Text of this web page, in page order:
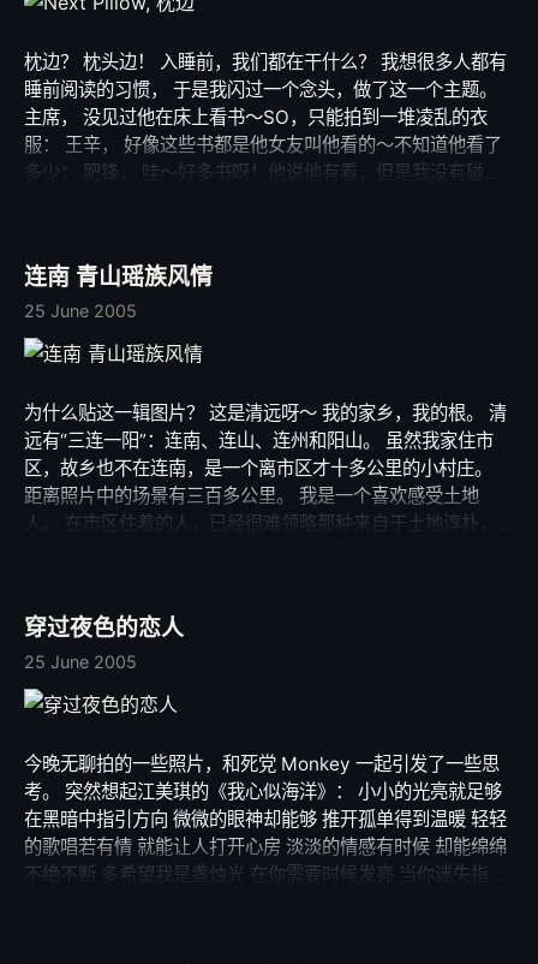
种可以支配色彩与线条的快感。就像以往写程序一样，仿佛自
成品得那一刻，那一刻可以满足自己的“虚荣”心。那是一种对
美感的虚荣，很自我的感觉。其实也没有那么严重，就是相信
自己的感觉，相信自己的创意，相信自己的手。 最近狂热 UI
(用户界面)设计，当然也包括 Web UI 设计。特别是 Hand-
Draw Style 的，看看到时候感觉怎么样咯，我也期待自己的
聚，还有 Kevin、sas 等等。很怀念那种走在一起的时光。
枕边？ 枕头边！ 入睡前，我们都在干什么？ 我想很多人都有
睡前阅读的习惯， 于是我闪过一个念头，做了这一个主题。
主席， 没见过他在床上看书～SO，只能拍到一堆凌乱的衣
服： 王辛， 好像这些书都是他女友叫他看的～不知道他看了
多少： 肥锋， 哇～好多书呀！他说他有看，但是我没有碰
有看了： 最后是我了， 最近都在看 Think as an Artist，其
实我很喜欢 城市画报，不过我们学校买不到：
连南 青山瑶族风情
25 June 2005
为什么贴这一辑图片？ 这是清远呀～ 我的家乡，我的根。 清
远有“三连一阳”：连南、连山、连州和阳山。 虽然我家住市
区，故乡也不在连南，是一个离市区才十多公里的小村庄。
距离照片中的场景有三百多公里。 我是一个喜欢感受土地
人。 在市区住着的人，已经很难领略那种来自于土地淳朴，
栏目宽度限制，如照片不能显示完整，请点击这里完整查看。
瑶族风情是粤北的特色所在，进入瑶山，但见连绵青山，奇峰
突兀，云雾缠绕，霞蔚蒸腾。 Quote from PCOnline
穿过夜色的恋人
25 June 2005
今晚无聊拍的一些照片，和死党 Monkey 一起引发了一些思
考。 突然想起江美琪的《我心似海洋》： 小小的光亮就足够
在黑暗中指引方向 微微的眼神却能够 推开孤单得到温暖 轻轻
的歌唱若有情 就能让人打开心房 淡淡的情感有时候 却能绵绵
不绝不断 多希望我是盏烛光 在你需要时候发亮 当你迷失指引